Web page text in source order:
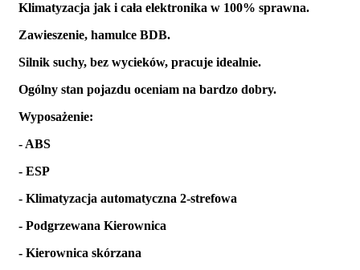
Klimatyzacja jak i cała elektronika w 100% sprawna.
Zawieszenie, hamulce BDB.
Silnik suchy, bez wycieków, pracuje idealnie.
Ogólny stan pojazdu oceniam na bardzo dobry.
Wyposażenie:
- ABS
- ESP
- Klimatyzacja automatyczna 2-strefowa
- Podgrzewana Kierownica
- Kierownica skórzana